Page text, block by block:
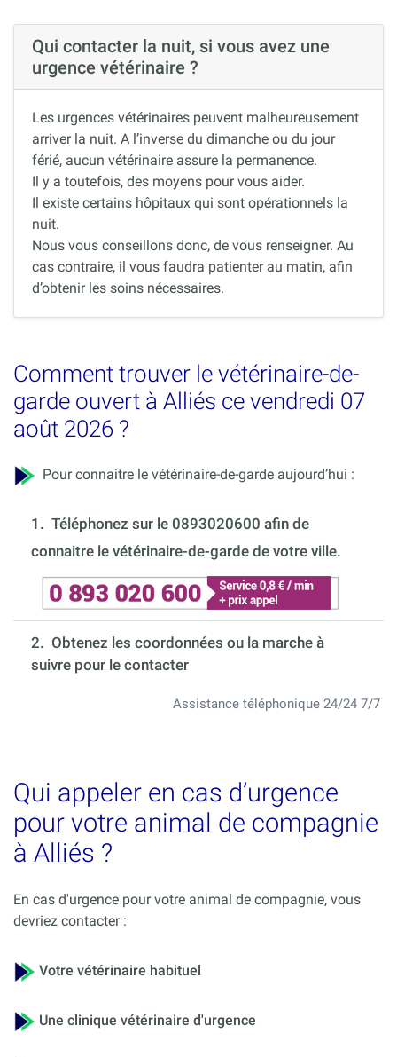
Qui contacter la nuit, si vous avez une
urgence vétérinaire ?
Les urgences vétérinaires peuvent malheureusement
arriver la nuit. A l’inverse du dimanche ou du jour
férié, aucun vétérinaire assure la permanence.
Il y a toutefois, des moyens pour vous aider.
Il existe certains hôpitaux qui sont opérationnels la
nuit.
Nous vous conseillons donc, de vous renseigner. Au
cas contraire, il vous faudra patienter au matin, afin
d’obtenir les soins nécessaires.
Comment trouver le vétérinaire-de-
garde ouvert à Alliés ce vendredi 07
août 2026 ?
Pour connaitre le vétérinaire-de-garde aujourd’hui :
1. Téléphonez sur le 0893020600 afin de
connaitre le vétérinaire-de-garde de votre ville.
2. Obtenez les coordonnées ou la marche à
suivre pour le contacter
Assistance téléphonique 24/24 7/7
Qui appeler en cas d’urgence
pour votre animal de compagnie
à Alliés ?
En cas d'urgence pour votre animal de compagnie, vous
devriez contacter :
Votre vétérinaire habituel
Une clinique vétérinaire d'urgence